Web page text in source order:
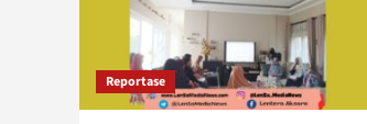
Reportase